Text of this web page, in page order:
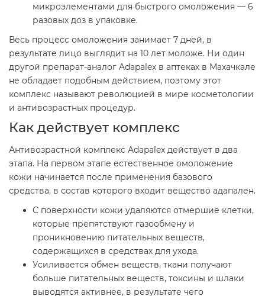
микроэлементами для быстрого омоложения — 6
разовых доз в упаковке.
Весь процесс омоложения занимает 7 дней, в
результате лицо выглядит на 10 лет моложе. Ни один
другой препарат-аналог Adapalex в аптеках в Махачкале
не обладает подобным действием, поэтому этот
комплекс называют революцией в мире косметологии
и антивозрастных процедур.
Как действует комплекс
Антивозрастной комплекс Adapalex действует в два
этапа. На первом этапе естественное омоложение
кожи начинается после применения базового
средства, в состав которого входит вещество адапален.
С поверхности кожи удаляются отмершие клетки,
которые препятствуют газообмену и
проникновению питательных веществ,
содержащихся в средствах для ухода.
Усиливается обмен веществ, ткани получают
больше питательных веществ, токсины и шлаки
выводятся активнее, в результате чего